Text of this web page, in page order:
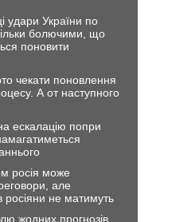
удари України по
болючими, що
поновити
чекати поновлення
А от наступного
ескалацію попри
росія може
але
росіяни не матимуть
жодних прогнозів